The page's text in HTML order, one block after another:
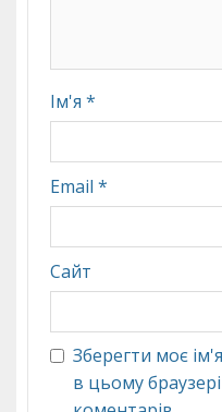
Ім'я *
Email *
Сайт
Зберегти моє
в цьому